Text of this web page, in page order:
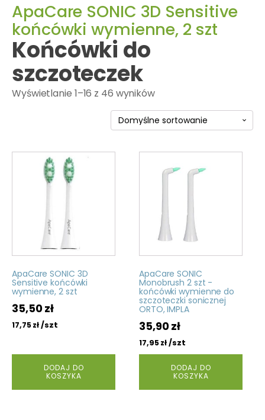
ApaCare SONIC 3D Sensitive
końcówki wymienne, 2 szt
Końcówki do
szczoteczek
Wyświetlanie 1–16 z 46 wyników
ApaCare SONIC 3D
Sensitive końcówki
wymienne, 2 szt
35,50zł
17,75zł/szt
DODAJ DO
KOSZYKA
ApaCare SONIC
Monobrush 2 szt -
końcówki wymienne do
szczoteczki sonicznej
ORTO, IMPLA
35,90zł
17,95zł/szt
DODAJ DO
KOSZYKA